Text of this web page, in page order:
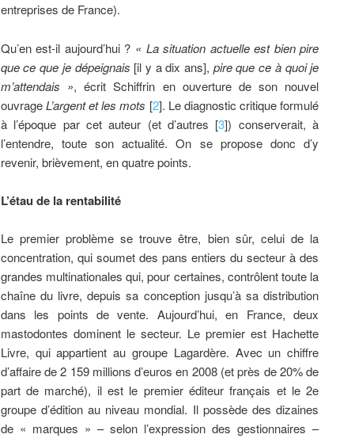
entreprises de France).
Qu’en est-il aujourd’hui ? « La situation actuelle est bien pire
que ce que je dépeignais [il y a dix ans], pire que ce à quoi je
m’attendais », écrit Schiffrin en ouverture de son nouvel
ouvrageL’argent et les mots [2]. Le diagnostic critique formulé
à l’époque par cet auteur (et d’autres [3]) conserverait, à
l’entendre, toute son actualité. On se propose donc d’y
revenir, brièvement, en quatre points.
L’étau de la rentabilité
Le premier problème se trouve être, bien sûr, celui de la
concentration, qui soumet des pans entiers du secteur à des
grandes multinationales qui, pour certaines, contrôlent toute la
chaîne du livre, depuis sa conception jusqu’à sa distribution
dans les points de vente. Aujourd’hui, en France, deux
mastodontes dominent le secteur. Le premier est Hachette
Livre, qui appartient au groupe Lagardère. Avec un chiffre
d’affaire de 2 159 millions d’euros en 2008 (et près de 20% de
part de marché), il est le premier éditeur français et le 2e
groupe d’édition au niveau mondial. Il possède des dizaines
de « marques » – selon l’expression des gestionnaires –